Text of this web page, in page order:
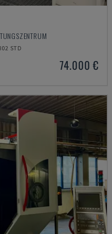
STD
74.000 €